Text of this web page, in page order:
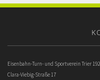
Eisenbahn-Turn- und Sportverein Trier
Clara-Viebig-Straße 17